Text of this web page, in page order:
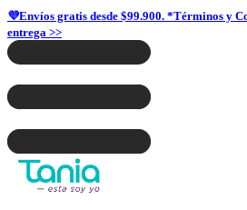
💜Envíos gratis desde $99.900. *Términos y
entrega >>